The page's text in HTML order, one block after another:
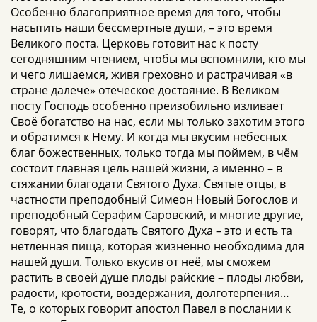
Особенно благоприятное время для того, чтобы
насытить наши бессмертные души, – это время
Великого поста. Церковь готовит нас к посту
сегодняшним чтением, чтобы мы вспомнили, кто мы
и чего лишаемся, живя греховно и растрачивая «в
стране далече» отеческое достояние. В Великом
посту Господь особенно преизобильно изливает
Своё богатство на нас, если мы только захотим этого
и обратимся к Нему. И когда мы вкусим небесных
благ божественных, только тогда мы поймем, в чём
состоит главная цель нашей жизни, а именно – в
стяжании благодати Святого Духа. Святые отцы, в
частности преподобный Симеон Новый Богослов и
преподобный Серафим Саровский, и многие другие,
говорят, что благодать Святого Духа – это и есть та
нетленная пища, которая жизненно необходима для
нашей души. Только вкусив от неё, мы сможем
растить в своей душе плоды райские – плоды любви,
радости, кротости, воздержания, долготерпения…
Те, о которых говорит апостол Павел в послании к